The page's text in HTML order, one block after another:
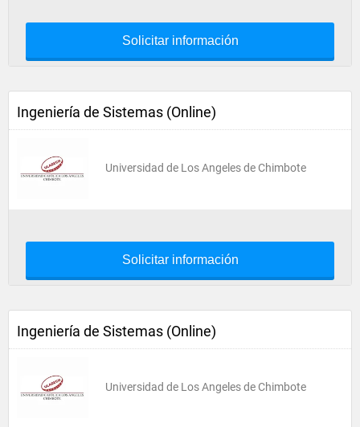
Solicitar información
Ingeniería de Sistemas (Online)
Universidad de Los Angeles de Chimbote
Solicitar información
Ingeniería de Sistemas (Online)
Universidad de Los Angeles de Chimbote